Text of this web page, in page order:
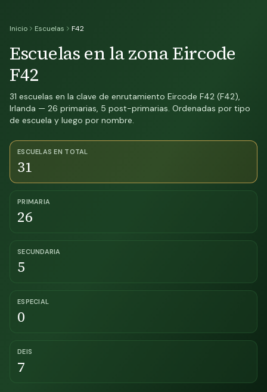
Inicio Escuelas F42
Escuelas en la zona Eircode
F42
31 escuelas en la clave de enrutamiento Eircode F42 (F42),
Irlanda — 26 primarias, 5 post-primarias. Ordenadas por tipo
de escuela y luego por nombre.
ESCUELAS EN TOTAL
31
PRIMARIA
26
SECUNDARIA
5
ESPECIAL
0
DEIS
7